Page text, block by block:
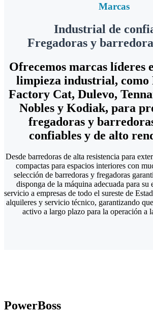
Marcas
Industrial de
Fregadoras y
Ofrecemos marcas líderes
limpieza industrial, como
Factory Cat, Dulevo,
Nobles y Kodiak, para
fregadoras y
confiables y de alto
Desde barredoras de alta resistencia para
compactas para espacios interiores con
selección de barredoras y fregadoras
disponga de la máquina adecuada para su
servicio a empresas de todo el sureste de
alquileres y servicio técnico, garantizando
activo a largo plazo para la operación a
PowerBoss